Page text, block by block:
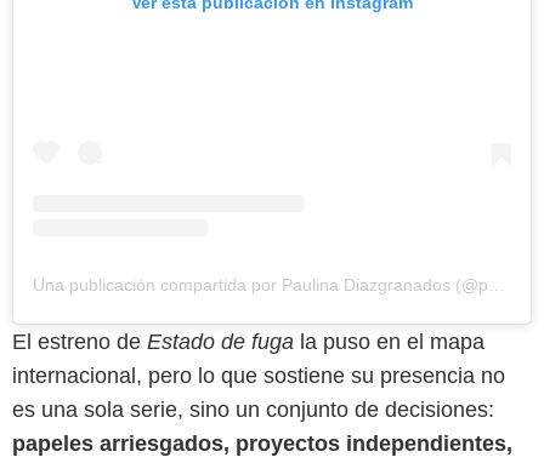
El estreno de Estado de fuga la puso en el mapa
internacional, pero lo que sostiene su presencia no
es una sola serie, sino un conjunto de decisiones:
papeles arriesgados, proyectos independientes,